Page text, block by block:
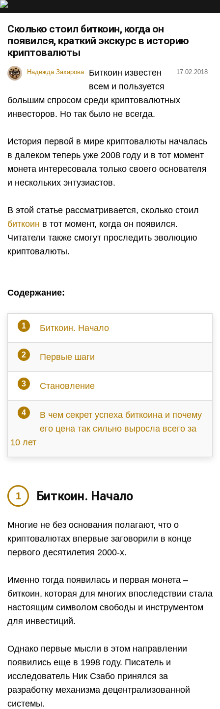
Сколько стоил биткоин, когда он
появился, краткий экскурс в историю
криптовалюты
Надежда Захарова 17.02.2018
Биткоин известен
всем и пользуется
большим спросом среди криптовалютных
инвесторов. Но так было не всегда.
История первой в мире криптовалюты началась
в далеком теперь уже 2008 году и в тот момент
монета интересовала только своего основателя
и нескольких энтузиастов.
В этой статье рассматривается, сколько стоил
биткоин в тот момент, когда он появился.
Читатели также смогут проследить эволюцию
криптовалюты.
Содержание:
Биткоин. Начало
Первые шаги
Становление
В чем секрет успеха биткоина и почему
его цена так сильно выросла всего за
10 лет
Биткоин. Начало
Многие не без основания полагают, что о
криптовалютах впервые заговорили в конце
первого десятилетия 2000-х.
Именно тогда появилась и первая монета –
биткоин, которая для многих впоследствии стала
настоящим символом свободы и инструментом
для инвестиций.
Однако первые мысли в этом направлении
появились еще в 1998 году. Писатель и
исследователь Ник Сзабо принялся за
разработку механизма децентрализованной
системы.